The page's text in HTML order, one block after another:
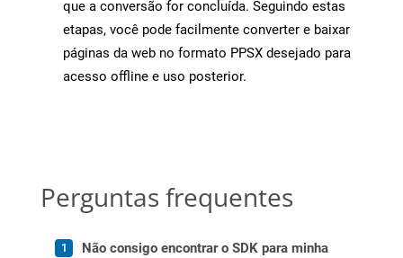
que a conversão for concluída. Seguindo estas
etapas, você pode facilmente converter e baixar
páginas da web no formato PPSX desejado para
acesso offline e uso posterior.
Perguntas frequentes
Não consigo encontrar o SDK para minha